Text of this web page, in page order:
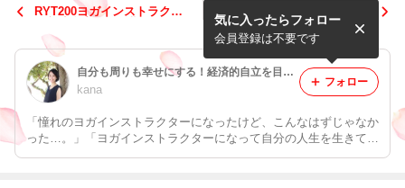
RYT200ヨガインストラクタ
ました☆
RYT200ヨガインストラクタ
ー養成合宿、第9期修了しま
した☆
自分も周りも幸せにする！経済的自立を目指すヨガインストラクター応援ブログ
kana
「憧れのヨガインストラクターになったけど、こんなはずじゃなか
った…。」「ヨガインストラクターになって自分の人生を生きてい
気に入ったらフォロー
会員登録は不要です
フォロー